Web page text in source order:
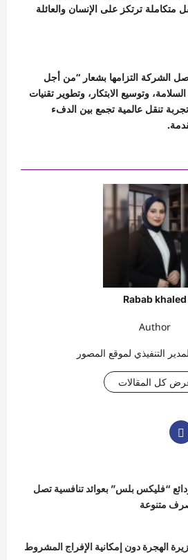
ترتكز على الإنسان والعائلة
الشركة التزامها بشعار “من أجل
وتوسيع الابتكار، وتطوير تقنيات
تنقل عالمية تجمع بين الدفء
Rabab khaled
Author
التنفيذي لموقع المصور
كل المقالات
“فليكس بلس” بعوائد تنافسية تصل
الهجرة دون إمكانية الإفراج المشروط